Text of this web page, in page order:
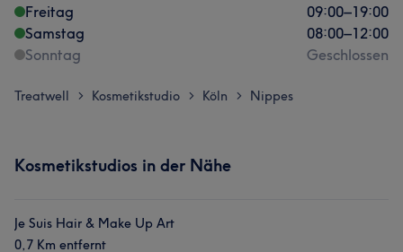
Freitag
09:00–19:00
Samstag
08:00–12:00
Sonntag
Geschlossen
Treatwell > Kosmetikstudio > Köln > Nippes
Kosmetikstudios in der Nähe
Je Suis Hair & Make Up Art
0,7 Km entfernt